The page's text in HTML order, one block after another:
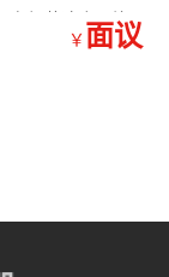
有加荷速度、峰
梁等工程单位*的
￥ 面议